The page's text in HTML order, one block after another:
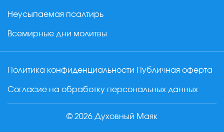
Неусыпаемая псалтирь
Всемирные дни молитвы
Политика конфиденциальности Публичная оферта
Согласие на обработку персональных данных
© 2026 Духовный Маяк